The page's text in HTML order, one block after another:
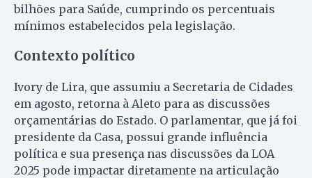
bilhões para Saúde, cumprindo os percentuais
mínimos estabelecidos pela legislação.
Contexto político
Ivory de Lira, que assumiu a Secretaria de Cidades
em agosto, retorna à Aleto para as discussões
orçamentárias do Estado. O parlamentar, que já foi
presidente da Casa, possui grande influência
política e sua presença nas discussões da LOA
2025 pode impactar diretamente na articulação